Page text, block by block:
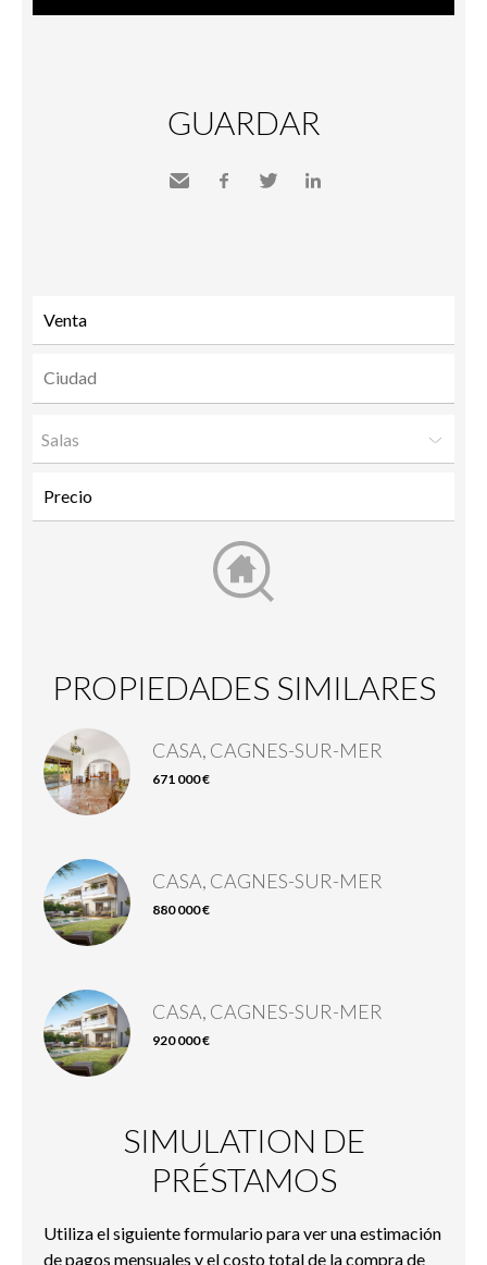
GUARDAR
Salas
PROPIEDADES SIMILARES
CASA, CAGNES-SUR-MER
671 000 €
CASA, CAGNES-SUR-MER
880 000 €
CASA, CAGNES-SUR-MER
920 000 €
SIMULATION DE
PRÉSTAMOS
Utiliza el siguiente formulario para ver una estimación
de pagos mensuales y el costo total de la compra de